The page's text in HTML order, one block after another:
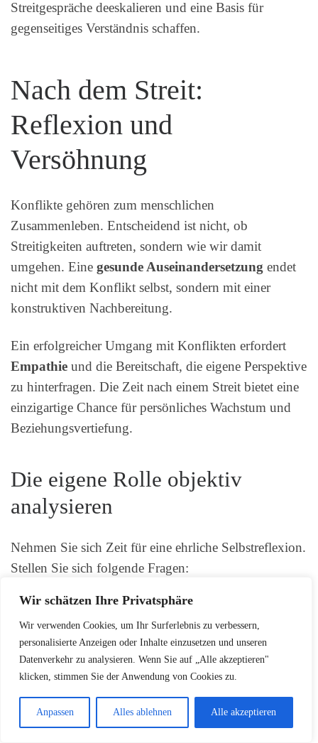
Wir schätzen Ihre Privatsphäre
Wir verwenden Cookies, um Ihr Surferlebnis zu verbessern,
personalisierte Anzeigen oder Inhalte einzusetzen und unseren
Datenverkehr zu analysieren. Wenn Sie auf „Alle akzeptieren"
klicken, stimmen Sie der Anwendung von Cookies zu.
Anpassen Alles ablehnen Alle akzeptieren
Streitgespräche deeskalieren und eine Basis für
gegenseitiges Verständnis schaffen.
Nach dem Streit:
Reflexion und
Versöhnung
Konflikte gehören zum menschlichen
Zusammenleben. Entscheidend ist nicht, ob
Streitigkeiten auftreten, sondern wie wir damit
umgehen. Eine gesunde Auseinandersetzung endet
nicht mit dem Konflikt selbst, sondern mit einer
konstruktiven Nachbereitung.
Ein erfolgreicher Umgang mit Konflikten erfordert
Empathie und die Bereitschaft, die eigene Perspektive
zu hinterfragen. Die Zeit nach einem Streit bietet eine
einzigartige Chance für persönliches Wachstum und
Beziehungsvertiefung.
Die eigene Rolle objektiv
analysieren
Nehmen Sie sich Zeit für eine ehrliche Selbstreflexion.
Stellen Sie sich folgende Fragen:
Welche Rolle habe ich im Konflikt gespielt?
Welche Gefühle haben mein Verhalten
beeinflusst?
Was kann ich beim nächsten Mal anders
machen?